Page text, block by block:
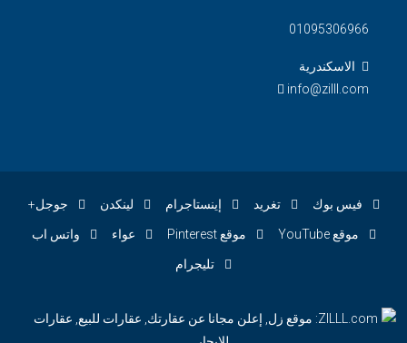
01095306966
الاسكندرية
info@zilll.com
فيس بوك تغريد إينستاجرام لينكدن جوجل+
موقع YouTube موقع Pinterest عواء واتس اب
تليجرام